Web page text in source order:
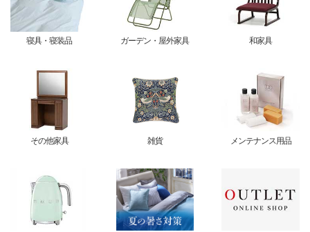
寝具・寝装品 ガーデン・屋外家具 和家具
その他家具 雑貨 メンテナンス用品